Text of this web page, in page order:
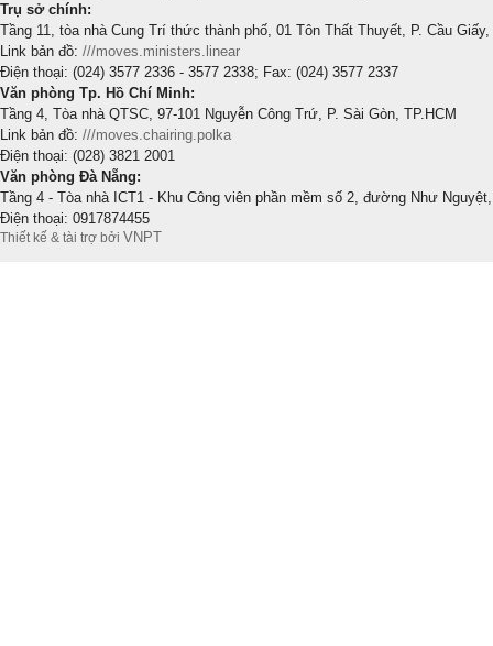
Trụ sở chính:
Tầng 11, tòa nhà Cung Trí thức thành phố, 01 Tôn Thất Thuyết, P. Cầu Giấy,
Link bản đồ: ///moves.ministers.linear
Điện thoại: (024) 3577 2336 - 3577 2338; Fax: (024) 3577 2337
Văn phòng Tp. Hồ Chí Minh:
Tầng 4, Tòa nhà QTSC, 97-101 Nguyễn Công Trứ, P. Sài Gòn, TP.HCM
Link bản đồ: ///moves.chairing.polka
Điện thoại: (028) 3821 2001
Văn phòng Đà Nẵng:
Tầng 4 - Tòa nhà ICT1 - Khu Công viên phần mềm số 2, đường Như
Điện thoại: 0917874455
Thiết kế & tài trợ bởi VNPT